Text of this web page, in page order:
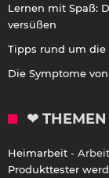
Lernen mit Spaß:
versüßen
Tipps rund um die
Die Symptome
❤ THEMEN
Heimarbeit -
Produkttester